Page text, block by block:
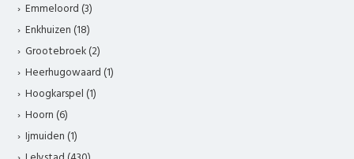
Emmeloord (3)
Enkhuizen (18)
Grootebroek (2)
Heerhugowaard (1)
Hoogkarspel (1)
Hoorn (6)
Ijmuiden (1)